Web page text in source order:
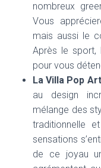
nombreux
Vous
mais aussi le
Après le sport,
pour vous
La Villa Pop
au design
mélange des
traditionnelle
sensations
de ce joyau